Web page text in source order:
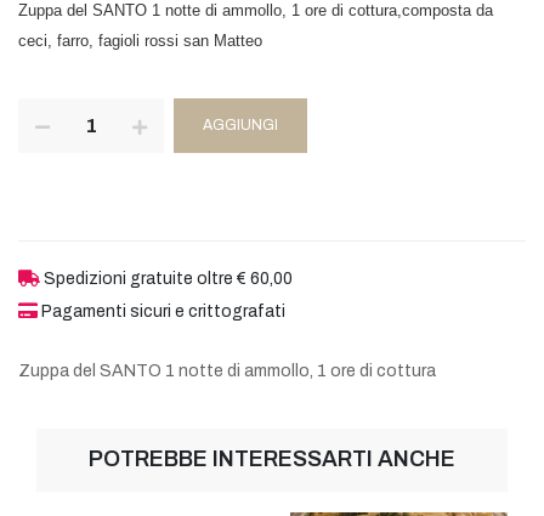
Zuppa del SANTO 1 notte di ammollo, 1 ore di cottura,composta da
ceci, farro, fagioli rossi san Matteo
AGGIUNGI
Spedizioni gratuite oltre € 60,00
Pagamenti sicuri e crittografati
Zuppa del SANTO 1 notte di ammollo, 1 ore di cottura
POTREBBE INTERESSARTI ANCHE